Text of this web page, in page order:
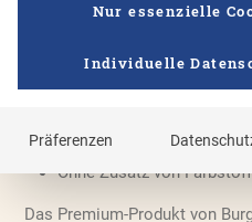
Vegan
Ausgezeichnet mit dem
Qualität – Bayern“
Handelsbrauch
Ohne Zusatz von
Das Premium-Produkt von
Nur essenzielle
Individuelle
Präferenzen